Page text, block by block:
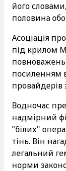
його
половина
Асоціація
під крилом
повноважень
посиленням
провайдерів
Водночас
надмірний
"білих"
тінь. Він
легальний
норми